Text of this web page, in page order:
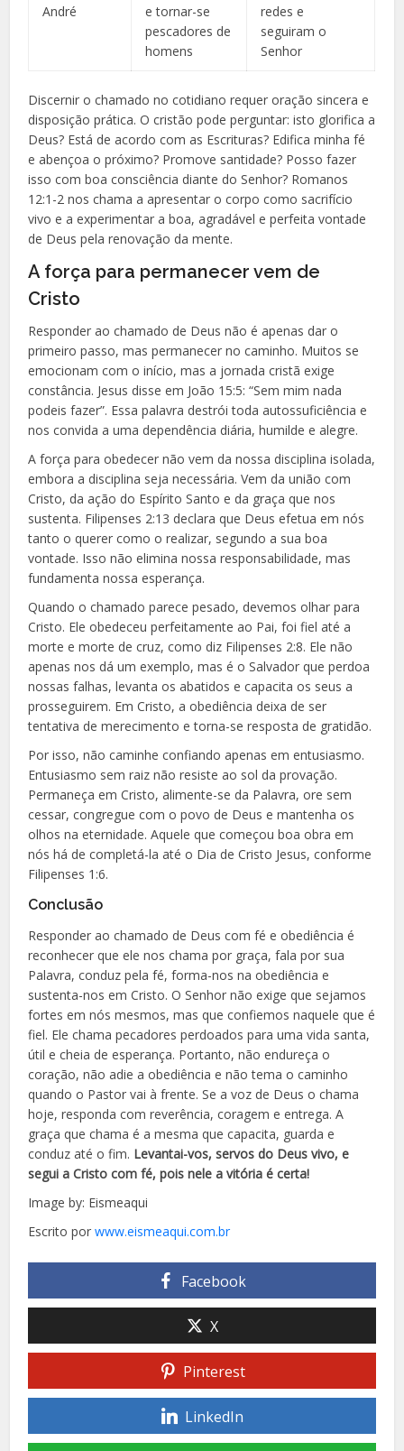
André
e tornar-se
pescadores de
homens
redes e
seguiram o
Senhor
Discernir o chamado no cotidiano requer oração sincera e
disposição prática. O cristão pode perguntar: isto glorifica a
Deus? Está de acordo com as Escrituras? Edifica minha fé
e abençoa o próximo? Promove santidade? Posso fazer
isso com boa consciência diante do Senhor? Romanos
12:1-2 nos chama a apresentar o corpo como sacrifício
vivo e a experimentar a boa, agradável e perfeita vontade
de Deus pela renovação da mente.
A força para permanecer vem de
Cristo
Responder ao chamado de Deus não é apenas dar o
primeiro passo, mas permanecer no caminho. Muitos se
emocionam com o início, mas a jornada cristã exige
constância. Jesus disse em João 15:5: “Sem mim nada
podeis fazer”. Essa palavra destrói toda autossuficiência e
nos convida a uma dependência diária, humilde e alegre.
A força para obedecer não vem da nossa disciplina isolada,
embora a disciplina seja necessária. Vem da união com
Cristo, da ação do Espírito Santo e da graça que nos
sustenta. Filipenses 2:13 declara que Deus efetua em nós
tanto o querer como o realizar, segundo a sua boa
vontade. Isso não elimina nossa responsabilidade, mas
fundamenta nossa esperança.
Quando o chamado parece pesado, devemos olhar para
Cristo. Ele obedeceu perfeitamente ao Pai, foi fiel até a
morte e morte de cruz, como diz Filipenses 2:8. Ele não
apenas nos dá um exemplo, mas é o Salvador que perdoa
nossas falhas, levanta os abatidos e capacita os seus a
prosseguirem. Em Cristo, a obediência deixa de ser
tentativa de merecimento e torna-se resposta de gratidão.
Por isso, não caminhe confiando apenas em entusiasmo.
Entusiasmo sem raiz não resiste ao sol da provação.
Permaneça em Cristo, alimente-se da Palavra, ore sem
cessar, congregue com o povo de Deus e mantenha os
olhos na eternidade. Aquele que começou boa obra em
nós há de completá-la até o Dia de Cristo Jesus, conforme
Filipenses 1:6.
Conclusão
Responder ao chamado de Deus com fé e obediência é
reconhecer que ele nos chama por graça, fala por sua
Palavra, conduz pela fé, forma-nos na obediência e
sustenta-nos em Cristo. O Senhor não exige que sejamos
fortes em nós mesmos, mas que confiemos naquele que é
fiel. Ele chama pecadores perdoados para uma vida santa,
útil e cheia de esperança. Portanto, não endureça o
coração, não adie a obediência e não tema o caminho
quando o Pastor vai à frente. Se a voz de Deus o chama
hoje, responda com reverência, coragem e entrega. A
graça que chama é a mesma que capacita, guarda e
conduz até o fim. Levantai-vos, servos do Deus vivo, e
segui a Cristo com fé, pois nele a vitória é certa!
Image by: Eismeaqui
Escrito porwww.eismeaqui.com.br
Facebook
X
Pinterest
LinkedIn